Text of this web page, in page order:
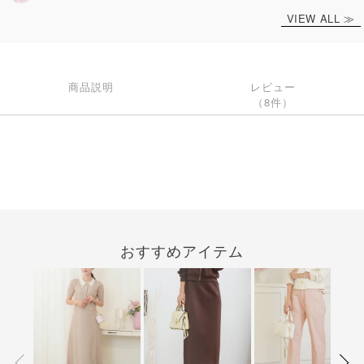
VIEW ALL ≫
商品説明
レビュー
（8件）
おすすめアイテム